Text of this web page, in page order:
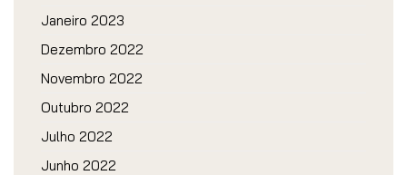
Janeiro 2023
Dezembro 2022
Novembro 2022
Outubro 2022
Julho 2022
Junho 2022